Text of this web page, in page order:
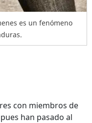
es un fenómeno
con miembros de
han pasado al